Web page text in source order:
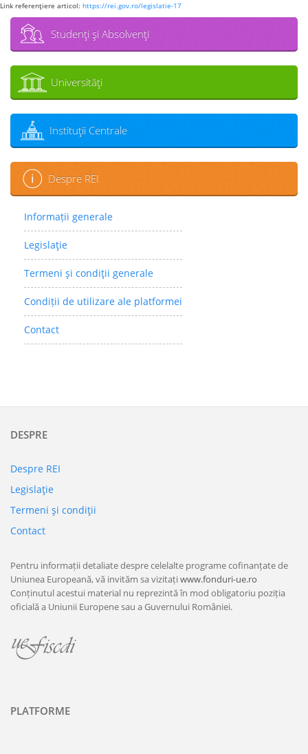
Link referenţiere articol: https://rei.gov.ro/legislatie-17
Studenţi şi Absolvenţi
Universităţi
Instituţii Centrale
Despre REI
Informații generale
Legislaţie
Termeni şi condiţii generale
Condiții de utilizare ale platformei
Contact
DESPRE
Despre REI
Legislaţie
Termeni şi condiţii
Contact
Pentru informații detaliate despre celelalte programe cofinanțate de
Uniunea Europeană, vă invităm sa vizitațiwww.fonduri-ue.ro
Conținutul acestui material nu reprezintă în mod obligatoriu poziția
oficială a Uniunii Europene sau a Guvernului României.
PLATFORME